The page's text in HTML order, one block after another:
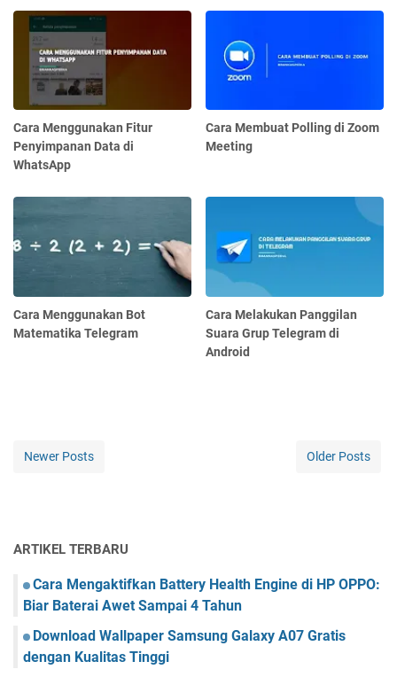
Cara Menggunakan Fitur
Penyimpanan Data di
WhatsApp
Cara Membuat Polling di Zoom
Meeting
Cara Menggunakan Bot
Matematika Telegram
Cara Melakukan Panggilan
Suara Grup Telegram di
Android
Newer Posts Older Posts
ARTIKEL TERBARU
Cara Mengaktifkan Battery Health Engine di HP OPPO:
Biar Baterai Awet Sampai 4 Tahun
Download Wallpaper Samsung Galaxy A07 Gratis
dengan Kualitas Tinggi